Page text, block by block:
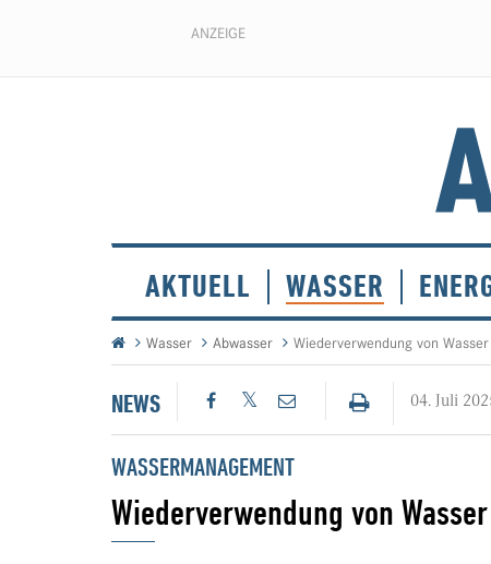
ANZEIGE
AKTUELL WASSER
Wasser Abwasser Wiederverwendung von
NEWS 04. Juli
WASSERMANAGEMENT
Wiederverwendung von